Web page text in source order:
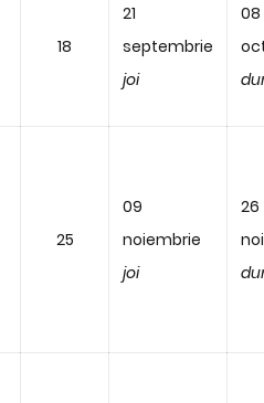
18
21
septembrie
joi
08
25
09
noiembrie
joi
26